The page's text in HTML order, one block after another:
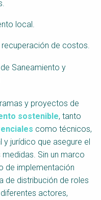
local.
de costos.
Saneamiento y
y proyectos de
sostenible, tanto
como técnicos,
jurídico que asegure el
Sin un marco
de implementación
de distribución de roles
actores,